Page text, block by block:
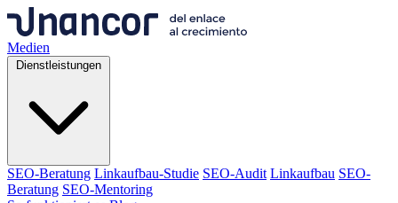
Medien
Dienstleistungen
SEO-Beratung Linkaufbau-Studie SEO-Audit Linkaufbau SEO-
Beratung SEO-Mentoring